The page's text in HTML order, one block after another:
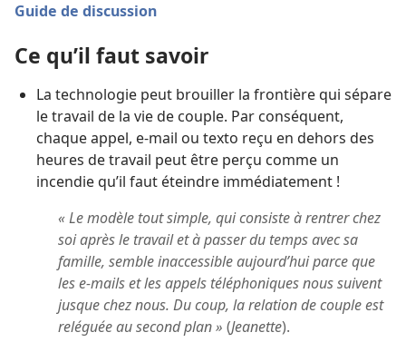
Guide de discussion
Ce qu’il faut savoir
La technologie peut brouiller la frontière qui sépare
le travail de la vie de couple. Par conséquent,
chaque appel, e-mail ou texto reçu en dehors des
heures de travail peut être perçu comme un
incendie qu’il faut éteindre immédiatement !
« Le modèle tout simple, qui consiste à rentrer chez
soi après le travail et à passer du temps avec sa
famille, semble inaccessible aujourd’hui parce que
les e-mails et les appels téléphoniques nous suivent
jusque chez nous. Du coup, la relation de couple est
reléguée au second plan » (Jeanette).